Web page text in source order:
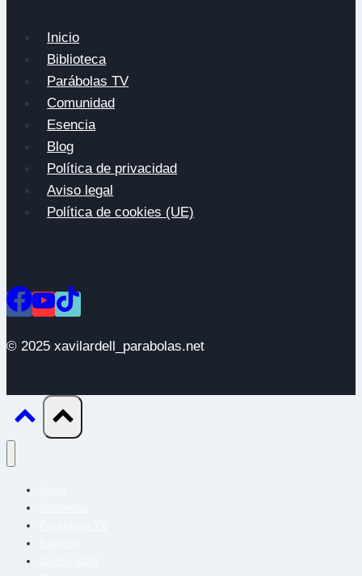
Inicio
Biblioteca
Parábolas TV
Comunidad
Esencia
Blog
Política de privacidad
Aviso legal
Política de cookies (UE)
© 2025 xavilardell_parabolas.net